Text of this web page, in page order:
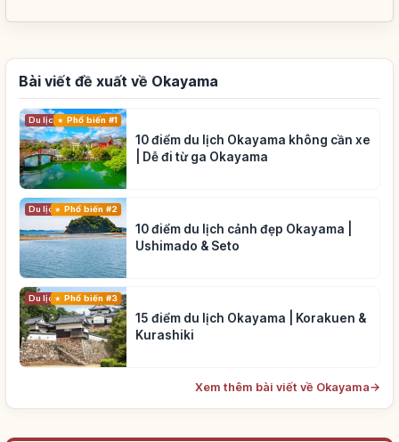
Bài viết đề xuất về Okayama
Du lịch Phổ biến #1
10 điểm du lịch Okayama không cần xe
| Dễ đi từ ga Okayama
Du lịch Phổ biến #2
10 điểm du lịch cảnh đẹp Okayama |
Ushimado & Seto
Du lịch Phổ biến #3
15 điểm du lịch Okayama | Korakuen &
Kurashiki
Xem thêm bài viết về Okayama→